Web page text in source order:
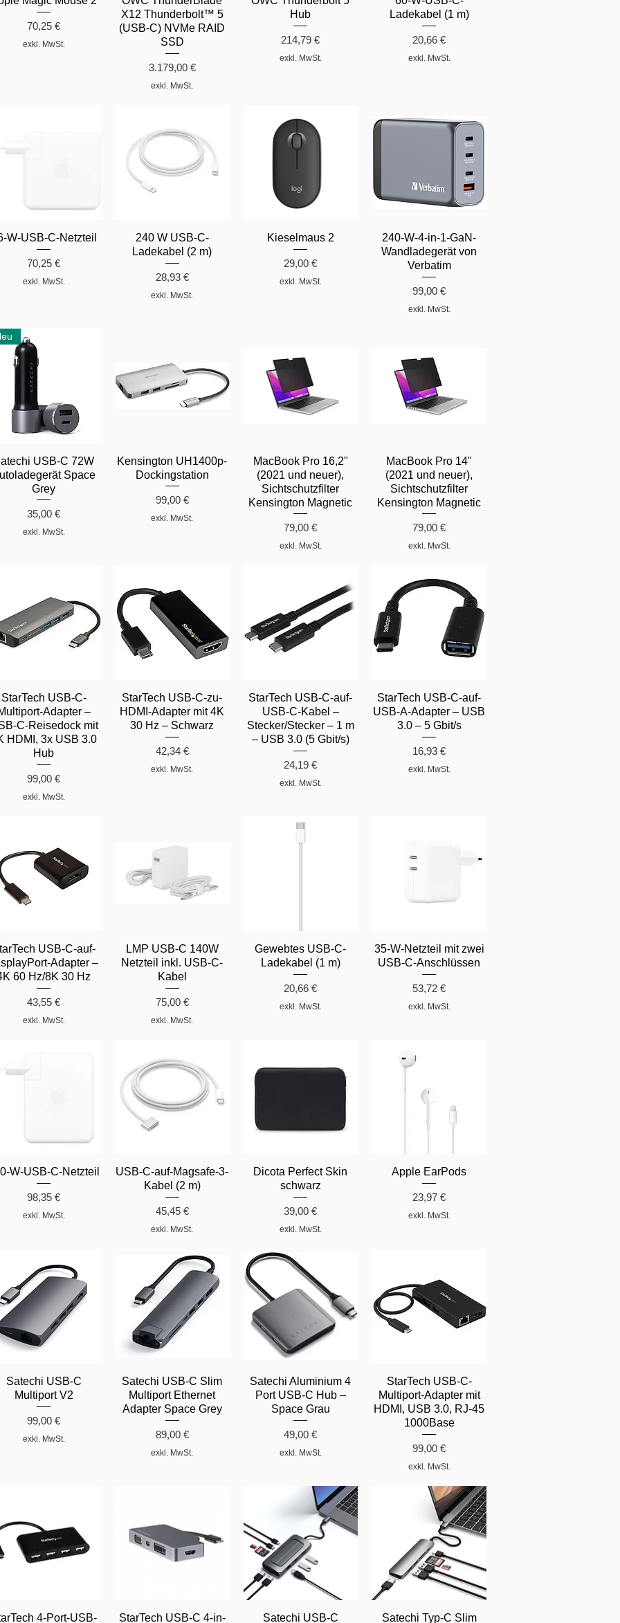
Preis
70,25 €
exkl. MwSt.
X12 Thunderbolt™ 5
(USB-C) NVMe RAID
SSD
Preis
3.179,00 €
exkl. MwSt.
Hub
Preis
214,79 €
exkl. MwSt.
Ladekabel (1 m)
Preis
20,66 €
exkl. MwSt.
W-USB-C-Netzteil
Preis
70,25 €
exkl. MwSt.
240 W USB-C-
Ladekabel (2 m)
Preis
28,93 €
exkl. MwSt.
Kieselmaus 2
Preis
29,00 €
exkl. MwSt.
240-W-4-in-1-GaN-
Wandladegerät von
Verbatim
Preis
99,00 €
exkl. MwSt.
USB-C 72W
Space
Grey
Preis
35,00 €
exkl. MwSt.
Kensington UH1400p-
Dockingstation
Preis
99,00 €
exkl. MwSt.
MacBook Pro 16,2"
(2021 und neuer),
Sichtschutzfilter
Kensington Magnetic
Preis
79,00 €
exkl. MwSt.
MacBook Pro 14"
(2021 und neuer),
Sichtschutzfilter
Kensington Magnetic
Preis
79,00 €
exkl. MwSt.
StarTech USB-C-
Adapter –
C-Reisedock mit
HDMI, 3x USB 3.0
Hub
Preis
99,00 €
exkl. MwSt.
StarTech USB-C-zu-
HDMI-Adapter mit 4K
30 Hz – Schwarz
Preis
42,34 €
exkl. MwSt.
StarTech USB-C-auf-
USB-C-Kabel –
Stecker/Stecker – 1 m
– USB 3.0 (5 Gbit/s)
Preis
24,19 €
exkl. MwSt.
StarTech USB-C-auf-
USB-A-Adapter – USB
3.0 – 5 Gbit/s
Preis
16,93 €
exkl. MwSt.
USB-C-auf-
Adapter –
60 Hz/8K 30 Hz
Preis
43,55 €
exkl. MwSt.
LMP USB-C 140W
Netzteil inkl. USB-C-
Kabel
Preis
75,00 €
exkl. MwSt.
Gewebtes USB-C-
Ladekabel (1 m)
Preis
20,66 €
exkl. MwSt.
35-W-Netzteil mit zwei
USB-C-Anschlüssen
Preis
53,72 €
exkl. MwSt.
W-USB-C-Netzteil
Preis
98,35 €
exkl. MwSt.
USB-C-auf-Magsafe-3-
Kabel (2 m)
Preis
45,45 €
exkl. MwSt.
Dicota Perfect Skin
schwarz
Preis
39,00 €
exkl. MwSt.
Apple EarPods
Preis
23,97 €
exkl. MwSt.
Satechi USB-C
Multiport V2
Preis
99,00 €
exkl. MwSt.
Satechi USB-C Slim
Multiport Ethernet
Adapter Space Grey
Preis
89,00 €
exkl. MwSt.
Satechi Aluminium 4
Port USB-C Hub –
Space Grau
Preis
49,00 €
exkl. MwSt.
StarTech USB-C-
Multiport-Adapter mit
HDMI, USB 3.0, RJ-45
1000Base
Preis
99,00 €
exkl. MwSt.
4-Port-USB- StarTech USB-C 4-in- Satechi USB-C Satechi Typ-C Slim